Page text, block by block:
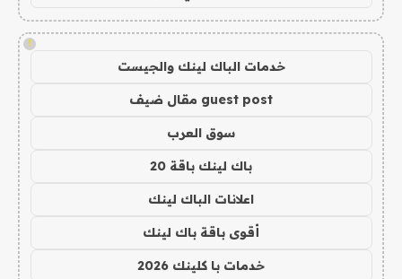
!
خدمات الباك لينك والجيست
guest post مقال ضيف
سوق العرب
باك لينك باقة 20
اعلانات الباك لينك
أقوى باقة باك لينك
خدمات با كلينك 2026